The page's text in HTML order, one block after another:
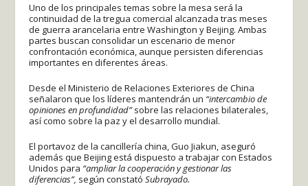
Uno de los principales temas sobre la mesa será la
continuidad de la tregua comercial alcanzada tras meses
de guerra arancelaria entre Washington y Beijing. Ambas
partes buscan consolidar un escenario de menor
confrontación económica, aunque persisten diferencias
importantes en diferentes áreas.
Desde el Ministerio de Relaciones Exteriores de China
señalaron que los líderes mantendrán un “intercambio de
opiniones en profundidad”sobre las relaciones bilaterales,
así como sobre la paz y el desarrollo mundial.
El portavoz de la cancillería china, Guo Jiakun, aseguró
además que Beijing está dispuesto a trabajar con Estados
Unidos para “ampliar la cooperación y gestionar las
diferencias”, según constatóSubrayado.